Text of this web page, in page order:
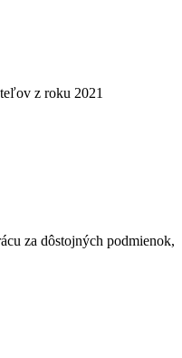
z roku 2021
za dôstojných podmienok,